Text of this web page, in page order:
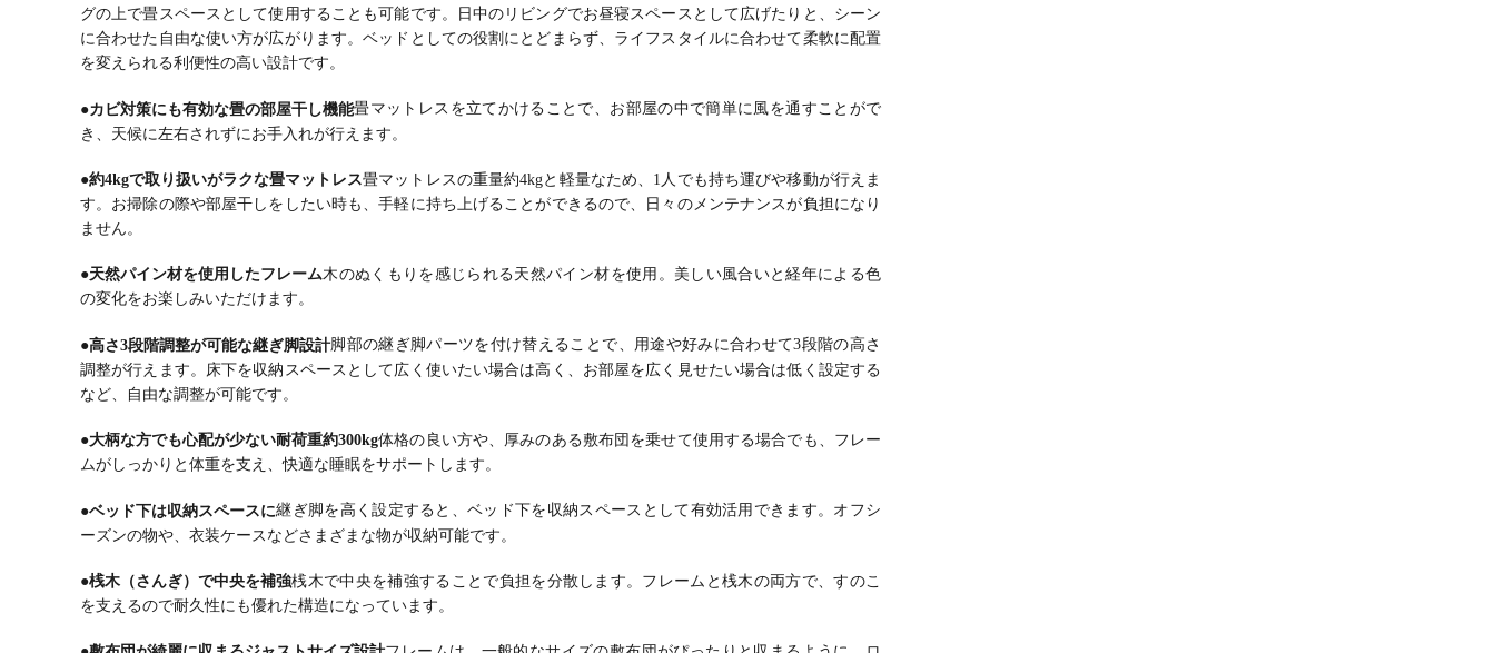
グの上で畳スペースとして使用することも可能です。
日中のリビングでお昼寝スペースとして広げたりと、シーン
に合わせた自由な使い方が広がります。ベッドとしての役割にとどまらず、ライフスタイルに合わせて柔軟に配置
を変えられる利便性の高い設計です。
●カビ対策にも有効な畳の部屋干し機能畳マットレスを立てかけることで、お部屋の中で簡単に風を通すことがで
き、天候に左右されずにお手入れが行えます。
●約4kgで取り扱いがラクな畳マットレス畳マットレスの重量約4kgと軽量なため、1人でも持ち運びや移動が行えま
す。 お掃除の際や部屋干しをしたい時も、手軽に持ち上げることができるので、日々のメンテナンスが負担になり
ません。
●天然パイン材を使用したフレーム木のぬくもりを感じられる天然パイン材を使用。 美しい風合いと経年による色
の変化をお楽しみいただけます。
●高さ3段階調整が可能な継ぎ脚設計脚部の継ぎ脚パーツを付け替えることで、用途や好みに合わせて3段階の高さ
調整が行えます。
床下を収納スペースとして広く使いたい場合は高く、お部屋を広く見せたい場合は低く設定する
など、自由な調整が可能です。
●大柄な方でも心配が少ない耐荷重約300kg体格の良い方や、厚みのある敷布団を乗せて使用する場合でも、フレー
ムがしっかりと体重を支え、快適な睡眠をサポートします。
●ベッド下は収納スペースに継ぎ脚を高く設定すると、ベッド下を収納スペースとして有効活用できます。 オフシ
ーズンの物や、衣装ケースなどさまざまな物が収納可能です。
●桟木（さんぎ）で中央を補強桟木で中央を補強することで負担を分散します。 フレームと桟木の両方で、すのこ
を支えるので耐久性にも優れた構造になっています。